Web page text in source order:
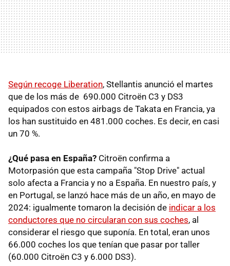
Según recoge Liberation, Stellantis anunció el martes
que de los más de 690.000 Citroën C3 y DS3
equipados con estos airbags de Takata en Francia, ya
los han sustituido en 481.000 coches. Es decir, en casi
un 70 %.
¿Qué pasa en España? Citroën confirma a
Motorpasión que esta campaña "Stop Drive" actual
solo afecta a Francia y no a España. En nuestro país, y
en Portugal, se lanzó hace más de un año, en mayo de
2024: igualmente tomaron la decisión de indicar a los
conductores que no circularan con sus coches, al
considerar el riesgo que suponía. En total, eran unos
66.000 coches los que tenían que pasar por taller
(60.000 Citroën C3 y 6.000 DS3).